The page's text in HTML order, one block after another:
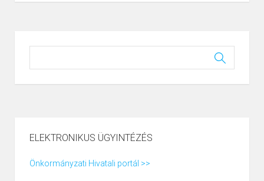
ELEKTRONIKUS ÜGYINTÉZÉS
Önkormányzati Hivatali portál >>